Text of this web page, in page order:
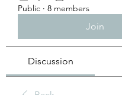
Public · 8 members
Join
Discussion